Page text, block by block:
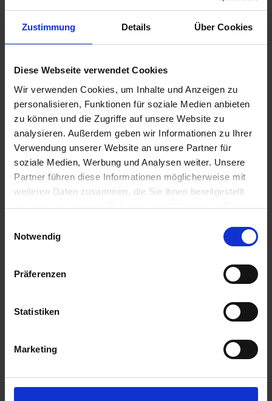
Zustimmung Details Über Cookies
Diese Webseite verwendet Cookies
Wir verwenden Cookies, um Inhalte und Anzeigen zu
personalisieren, Funktionen für soziale Medien anbieten
zu können und die Zugriffe auf unsere Website zu
analysieren. Außerdem geben wir Informationen zu Ihrer
Verwendung unserer Website an unsere Partner für
soziale Medien, Werbung und Analysen weiter. Unsere
Partner führen diese Informationen möglicherweise mit
weiteren Daten zusammen, die Sie ihnen bereitgestellt
haben oder die sie im Rahmen Ihrer Nutzung der Dienste
Notwendig
Präferenzen
Statistiken
Marketing
Rotklee Marieta
zzgl. MwSt.
7,21 € / kg
IN DEN
Perserklee Maral
zzgl. MwSt.
6,08 € / kg
IN DEN